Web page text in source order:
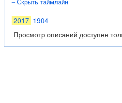
– Скрыть таймлайн
2017 1904
Просмотр описаний доступен